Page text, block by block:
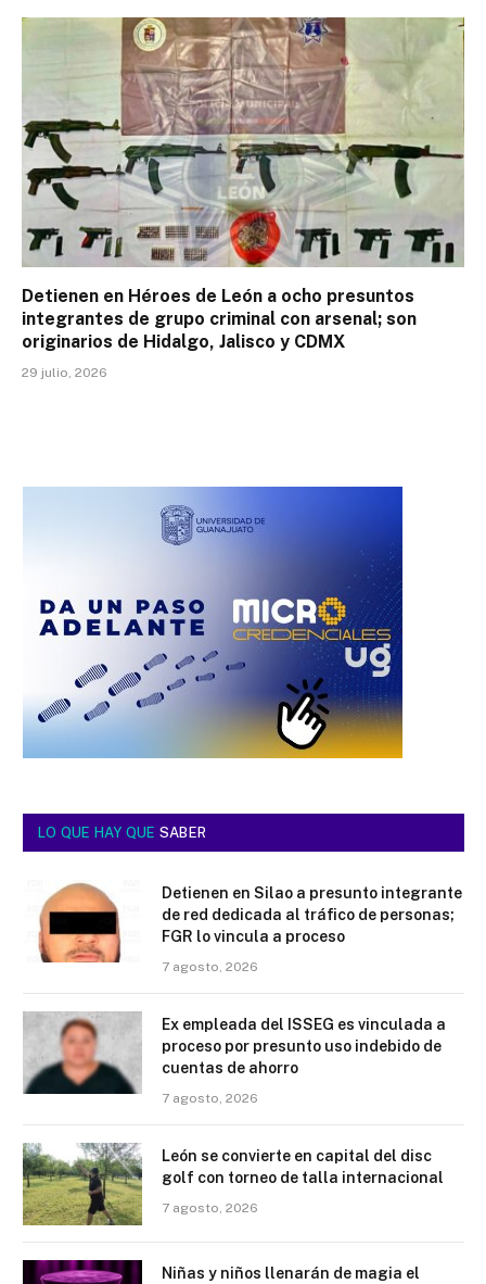
Detienen en Héroes de León a ocho presuntos
integrantes de grupo criminal con arsenal; son
originarios de Hidalgo, Jalisco y CDMX
29 julio, 2026
LO QUE HAY QUE SABER
Detienen en Silao a presunto integrante
de red dedicada al tráfico de personas;
FGR lo vincula a proceso
7 agosto, 2026
Ex empleada del ISSEG es vinculada a
proceso por presunto uso indebido de
cuentas de ahorro
7 agosto, 2026
León se convierte en capital del disc
golf con torneo de talla internacional
7 agosto, 2026
Niñas y niños llenarán de magia el